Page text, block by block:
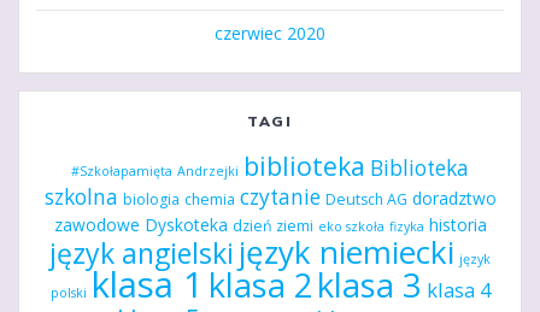
czerwiec 2020
TAGI
#Szkołapamięta Andrzejki biblioteka Biblioteka
szkolna biologia chemia czytanie Deutsch AG doradztwo
zawodowe Dyskoteka dzień ziemi eko szkoła fizyka historia
język angielski język niemiecki język
polski klasa 1 klasa 2klasa 3 klasa 4